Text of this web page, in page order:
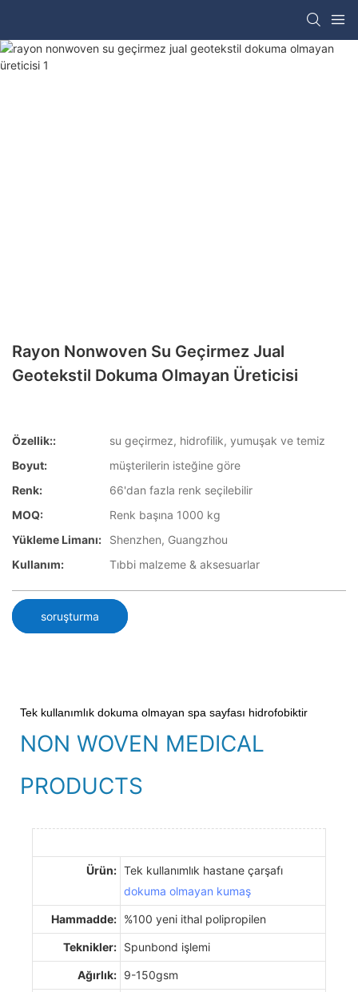
Rayon Nonwoven Su Geçirmez Jual
Geotekstil Dokuma Olmayan Üreticisi
Özellik::
su geçirmez, hidrofilik, yumuşak ve temiz
Boyut:
müşterilerin isteğine göre
Renk:
66'dan fazla renk seçilebilir
MOQ:
Renk başına 1000 kg
Yükleme Limanı:
Shenzhen, Guangzhou
Kullanım:
Tıbbi malzeme & aksesuarlar
soruşturma
Tek kullanımlık dokuma olmayan spa sayfası hidrofobiktir
NON WOVEN MEDICAL
PRODUCTS
Ürün: Tek kullanımlık hastane çarşafı
dokuma olmayan kumaş
Hammadde: %100 yeni ithal polipropilen
Teknikler: Spunbond işlemi
Ağırlık: 9-150gsm